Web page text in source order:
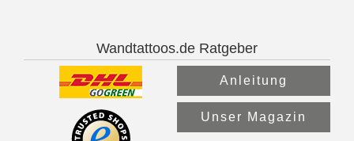
Wandtattoos.de Ratgeber
Anleitung
Unser Magazin